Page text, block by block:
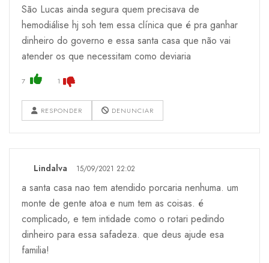
São Lucas ainda segura quem precisava de
hemodiálise hj soh tem essa clínica que é pra ganhar
dinheiro do governo e essa santa casa que não vai
atender os que necessitam como deviaria
7 1
RESPONDER DENUNCIAR
Lindalva 15/09/2021 22:02
a santa casa nao tem atendido porcaria nenhuma. um
monte de gente atoa e num tem as coisas. é
complicado, e tem intidade como o rotari pedindo
dinheiro para essa safadeza. que deus ajude esa
familia!